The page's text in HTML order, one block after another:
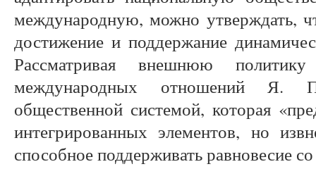
международную, можно утверждать,
достижение и поддержание
Рассматривая внешнюю политику
международных отношений Я.
общественной системой, которая
интегрированных элементов, но
способное поддерживать равновесие